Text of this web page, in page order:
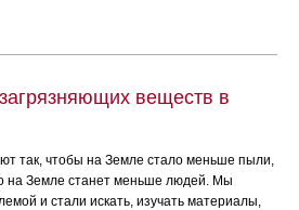
веществ в
так, чтобы на Земле стало меньше пыли,
на Земле станет меньше людей. Мы
и стали искать, изучать материалы,